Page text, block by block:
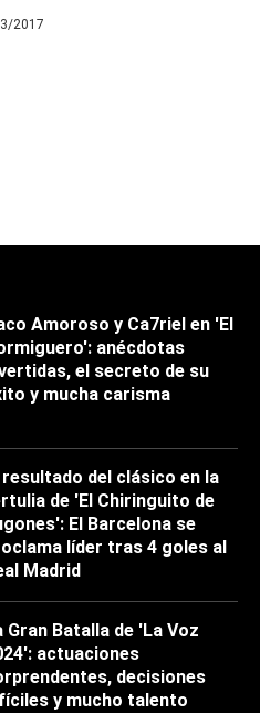
2017
Amoroso y Ca7riel en 'El
anécdotas
el secreto de su
y mucha carisma
resultado del clásico en la
de 'El Chiringuito de
El Barcelona se
líder tras 4 goles al
Madrid
Gran Batalla de 'La Voz
actuaciones
decisiones
y mucho talento